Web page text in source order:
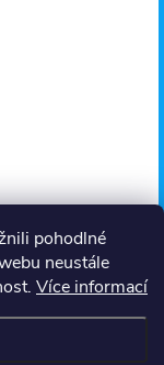
pohodlné
neustále
Více informací